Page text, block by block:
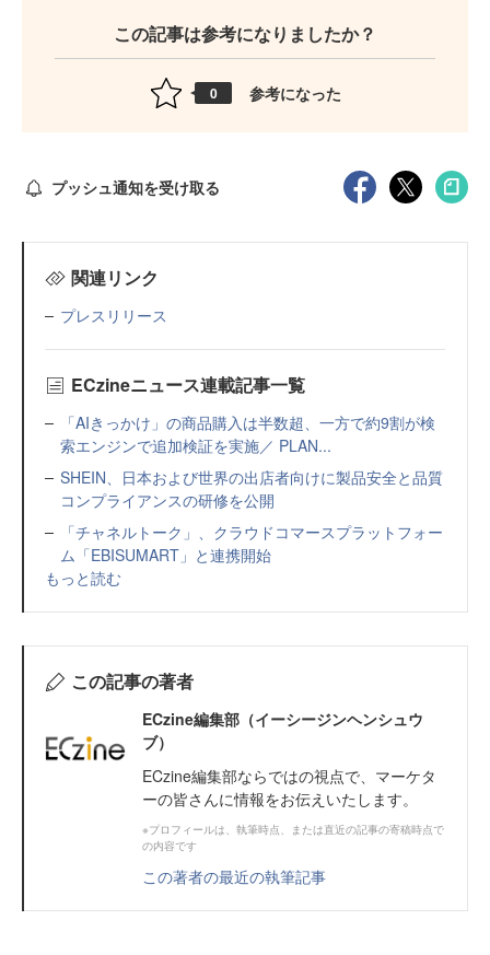
この記事は参考になりましたか？
0 参考になった
プッシュ通知を受け取る
関連リンク
プレスリリース
ECzineニュース連載記事一覧
「AIきっかけ」の商品購入は半数超、一方で約9割が検
索エンジンで追加検証を実施／ PLAN...
SHEIN、日本および世界の出店者向けに製品安全と品質
コンプライアンスの研修を公開
「チャネルトーク」、クラウドコマースプラットフォー
ム「EBISUMART」と連携開始
もっと読む
この記事の著者
ECzine編集部（イーシージンヘンシュウ
ブ）
ECzine編集部ならではの視点で、マーケタ
ーの皆さんに情報をお伝えいたします。
※プロフィールは、執筆時点、または直近の記事の寄稿時点で
の内容です
この著者の最近の執筆記事